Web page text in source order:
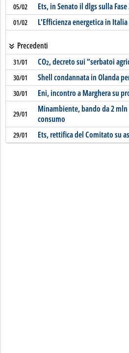
05/02 Ets, in Senato il dlgs sulla Fase
01/02 L'Efficienza energetica in
Precedenti
31/01 CO2, decreto sui “serbatoi
30/01 Shell condannata in Olanda
30/01 Eni, incontro a Marghera su
29/01
Minambiente, bando da 2
consumo
29/01 Ets, rettifica del Comitato su